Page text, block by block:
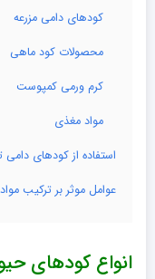
کودهای دامی مزرعه
محصولات کود ماهی
کرم ورمی کمپوست
مواد مغذی
استفاده از کودهای
عوامل موثر بر ترکیب
انواع کودهای